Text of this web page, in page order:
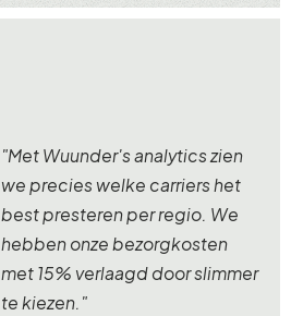
"Met Wuunder's analytics zien
we precies welke carriers het
best presteren per regio. We
hebben onze bezorgkosten
met 15% verlaagd door slimmer
te kiezen."